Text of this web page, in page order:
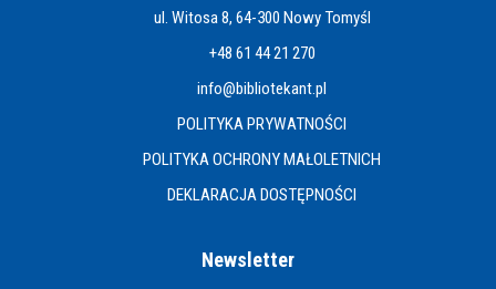
ul. Witosa 8, 64-300 Nowy Tomyśl
+48 61 44 21 270
info@bibliotekant.pl
POLITYKA PRYWATNOŚCI
POLITYKA OCHRONY MAŁOLETNICH
DEKLARACJA DOSTĘPNOŚCI
Newsletter